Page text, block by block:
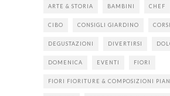
ARTE & STORIA BAMBINI CHEF
CIBO CONSIGLI GIARDINO CORSI
DEGUSTAZIONI DIVERTIRSI
DOMENICA EVENTI FIORI
FIORI FIORITURE & COMPOSIZIONI